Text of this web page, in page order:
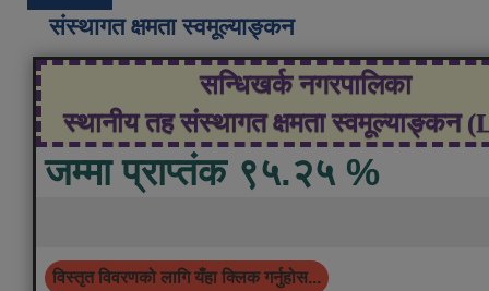
संस्थागत क्षमता स्वमूल्याङ्कन
सन्धिखर्क नगरपालिका
स्थानीय तह संस्थागत क्षमता स्वमूल्याङ्कन
जम्मा प्राप्तंक ९५.२५ %
विस्तृत विवरणको लागि यँहा क्लिक गर्नुहोस...